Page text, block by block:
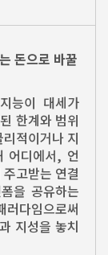
돈으로 바꿀
능이 대세가
한계와 범위
적이거나 지
어디에서, 언
고받는 연결
을 공유하는
다임으로써
지성을 놓치